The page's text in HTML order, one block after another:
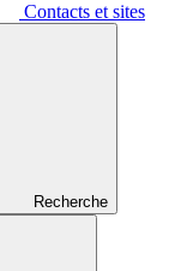
Contacts et sites
Recherche